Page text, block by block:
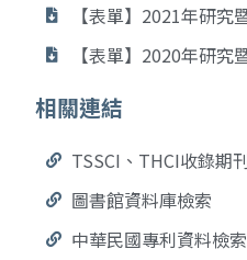
【表單】2021年研究
【表單】2020年研究
相關連結
TSSCI、THCI收錄期
圖書館資料庫檢索
中華民國專利資料檢索